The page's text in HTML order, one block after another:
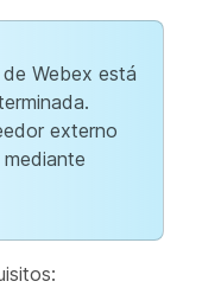
Webex está
externo